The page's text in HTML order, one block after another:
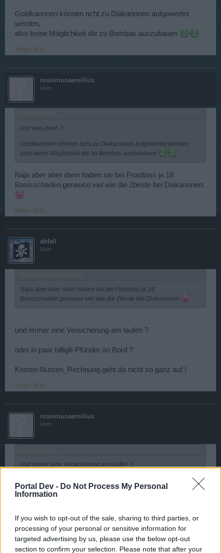
Portal Dev - Do Not Process My Personal
Information
If you wish to opt-out of the sale, sharing to third parties, or
processing of your personal or sensitive information for
targeted advertising by us, please use the below opt-out
section to confirm your selection. Please note that after your
Goldkanonen können ncht zu Diakanonen aufgewertet
werden,
also keine Mäglichkeit die zu Bombas auszubauen
9 März 2014
maximusaemilius
User
↑
und was dann ?
Goldkanonen können ncht zu Diakanonen aufgewertet werden,
also keine Mäglichkeit die zu Bombas auszubauen
Naja aber aber dann haben sie bei Frostbiss ja 18
Basisschaden,genauso viel wie die 2beste bei Diakanonen.
9 März 2014
abfall
User
↑
Naja aber aber dann haben sie bei Frostbiss ja 18
Basisschaden,genauso viel wie die 2beste bei Diakanonen.
und immer eine Versicherung am laufen ?
oder in paar billig6-Pfünder an Bord ?
Kosten-Nutzen_Rechnung geht da nicht so ganz auf !
9 März 2014
maximusaemilius
User
↑
und immer eine Versicherung am laufen ?
Kosten-Nutzen_Rechnung geht da nicht so ganz auf !
Immerhin kann man die so nutzen,und so werden sie
langsam aufgebraucht,besser als sinnlose 6-Pfünder zu
haben oder?